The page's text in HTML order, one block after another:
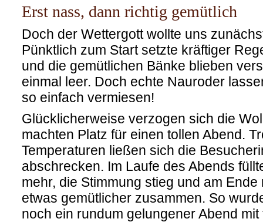
Erst nass, dann richtig gemütlich
Doch der Wettergott wollte uns
Pünktlich zum Start setzte kräftiger
und die gemütlichen Bänke blieben
einmal leer. Doch echte Nauroder
so einfach vermiesen!
Glücklicherweise verzogen sich die
machten Platz für einen tollen Abend.
Temperaturen ließen sich die
abschrecken. Im Laufe des Abends
mehr, die Stimmung stieg und am
etwas gemütlicher zusammen. So
noch ein rundum gelungener Abend